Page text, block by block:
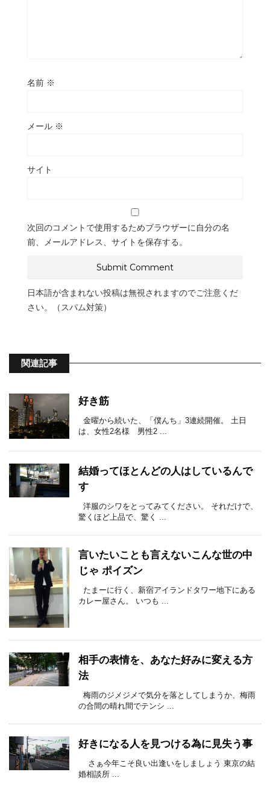
名前 ※
メール ※
サイト
次回のコメントで使用するためブラウザーに自分の名
前、メールアドレス、サイトを保存する。
日本語が含まれない投稿は無視されますのでご注意くだ
さい。（スパム対策）
関連記事
好き筋
金曜から続いた、「僕んち」3連続開催。 土日
は、女性2名様 男性2 ...
結婚ってほとんどの人はしているんで
す
洋服のシワをとってみてください。 それだけで、
驚くほど上品で、驚く ...
言いたいことも言えないこんな世の中
じゃ ポイズン
たまーに行く、新宿アイランドタワー地下にある
カレー屋さん。 いつも ...
相手の表情を、あなた好みに変える方
法
梅雨のジメジメで気分を落としてしまうか、梅雨
の合間の晴れ間でテンシ ...
好きになる人を見つける為に見失う事
さぁ今年こそ良い出逢いをしましょう 東京の結
婚相談所 ...